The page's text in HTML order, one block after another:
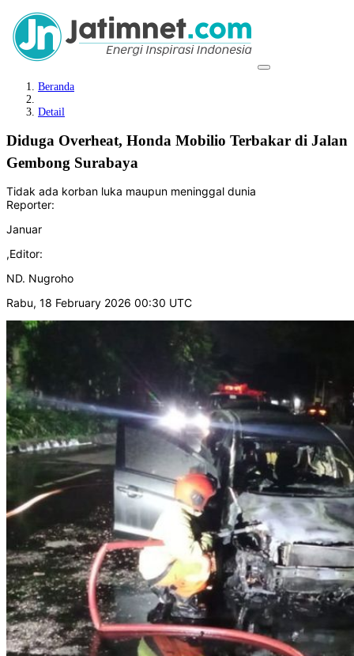
Beranda
Detail
Diduga Overheat, Honda Mobilio Terbakar di Jalan
Gembong Surabaya
Tidak ada korban luka maupun meninggal dunia
Reporter:
Januar
,Editor:
ND. Nugroho
Rabu, 18 February 2026 00:30 UTC